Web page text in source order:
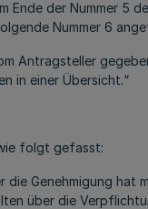
Ende der Nummer 5
Nummer 6
Antragsteller
in einer Übersicht.“
folgt gefasst:
die Genehmigung hat
über die